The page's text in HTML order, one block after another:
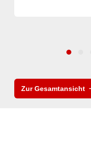
Zur Gesamtansicht